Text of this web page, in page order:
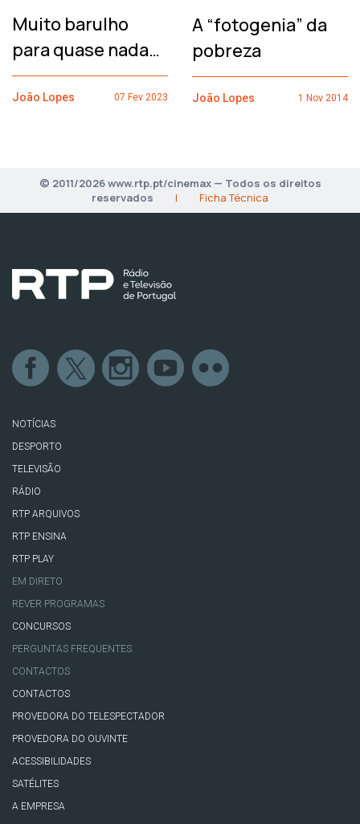
Muito barulho
para quase nada…
João Lopes 07 Fev 2023
A “fotogenia” da
pobreza
João Lopes 1 Nov 2014
© 2011/2026 www.rtp.pt/cinemax — Todos os direitos
reservados
| Ficha Técnica
NOTÍCIAS
DESPORTO
TELEVISÃO
RÁDIO
RTP ARQUIVOS
RTP ENSINA
RTP PLAY
EM DIRETO
REVER PROGRAMAS
CONCURSOS
PERGUNTAS FREQUENTES
CONTACTOS
CONTACTOS
PROVEDORA DO TELESPECTADOR
PROVEDORA DO OUVINTE
ACESSIBILIDADES
SATÉLITES
A EMPRESA